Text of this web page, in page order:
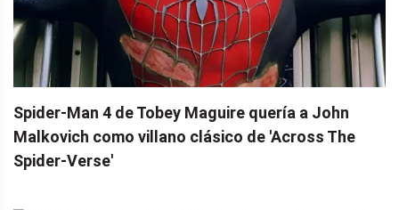
Spider-Man 4 de Tobey Maguire quería a John
Malkovich como villano clásico de 'Across The
Spider-Verse'